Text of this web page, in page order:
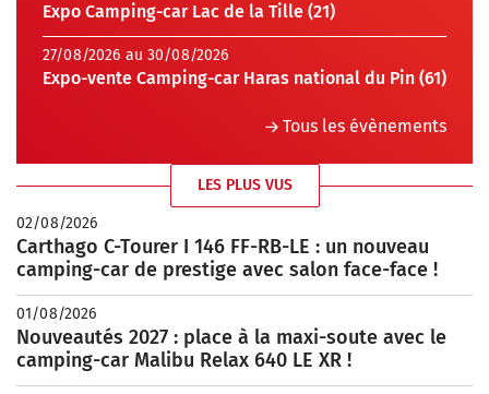
Expo Camping-car Lac de la Tille (21)
27/08/2026 au 30/08/2026
Expo-vente Camping-car Haras national du Pin (61)
Tous les évènements
LES PLUS VUS
02/08/2026
Carthago C-Tourer I 146 FF-RB-LE : un nouveau
camping-car de prestige avec salon face-face !
01/08/2026
Nouveautés 2027 : place à la maxi-soute avec le
camping-car Malibu Relax 640 LE XR !